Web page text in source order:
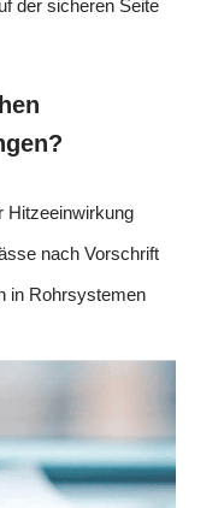
der sicheren Seite
Hitzeeinwirkung
nach Vorschrift
in Rohrsystemen